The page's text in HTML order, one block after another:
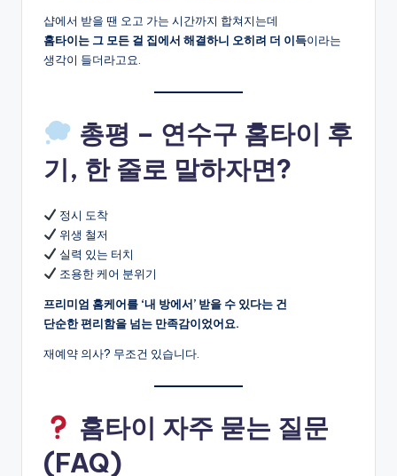
샵에서 받을 땐 오고 가는 시간까지 합쳐지는데
홈타이는 그 모든 걸 집에서 해결하니 오히려 더 이득이라는
생각이 들더라고요.
총평 – 연수구 홈타이 후
기, 한 줄로 말하자면?
정시 도착
위생 철저
실력 있는 터치
조용한 케어 분위기
프리미엄 홈케어를 ‘내 방에서’ 받을 수 있다는 건
단순한 편리함을 넘는 만족감이었어요.
재예약 의사? 무조건 있습니다.
홈타이 자주 묻는 질문
(FAQ)